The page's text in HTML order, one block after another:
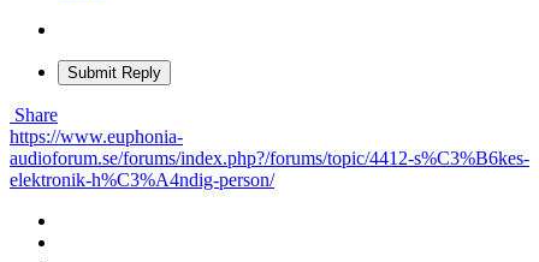
Submit Reply
Share
https://www.euphonia-
audioforum.se/forums/index.php?/forums/topic/4412-s%C3%B6kes-
elektronik-h%C3%A4ndig-person/